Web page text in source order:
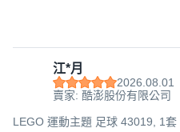
江*月
2026.08.01
賣家: 酷澎股份有限公司
LEGO 運動主題 足球 43019, 1套